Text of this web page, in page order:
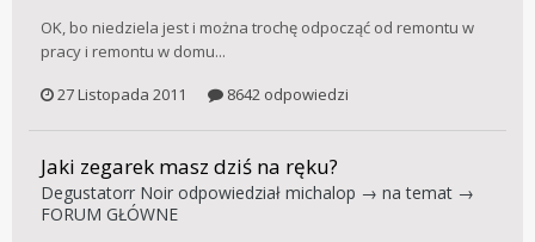
OK, bo niedziela jest i można trochę odpocząć od remontu w
pracy i remontu w domu...
27 Listopada 2011
8642 odpowiedzi
Jaki zegarek masz dziś na ręku?
Degustatorr Noir odpowiedział michalop → na temat →
FORUM GŁÓWNE